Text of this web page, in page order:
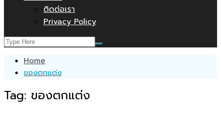
ติดต่อเรา
Privacy Policy
Home
ของตกแต่ง
Tag: ของตกแต่ง